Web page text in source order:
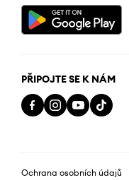
PŘIPOJTE SE K NÁM
Ochrana osobních údajů